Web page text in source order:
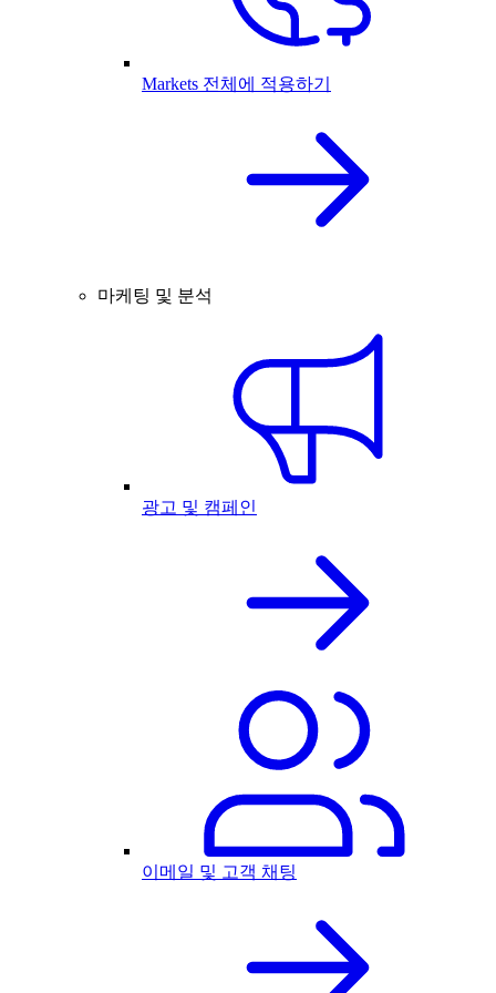
Markets 전체에 적용하기
마케팅 및 분석
광고 및 캠페인
이메일 및 고객 채팅